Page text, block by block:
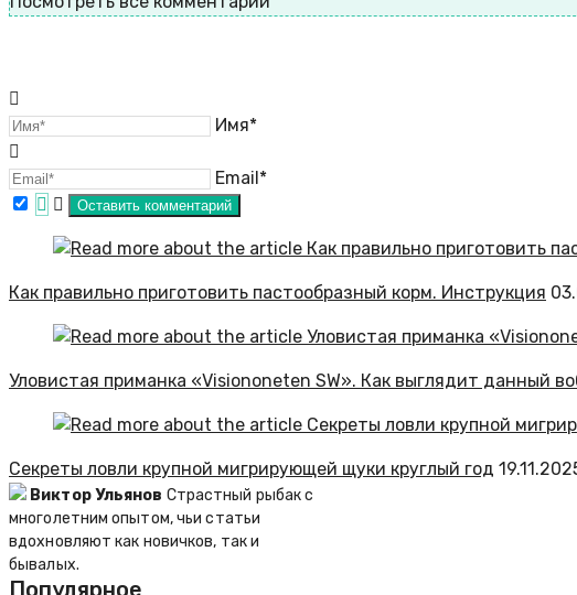
Имя*
Email*
Как правильно приготовить пастообразный корм. Инструкция
Уловистая приманка «Visiononeten SW». Как выглядит данный
Секреты ловли крупной мигрирующей щуки круглый год
Виктор Ульянов Страстный рыбак с
многолетним опытом, чьи статьи
вдохновляют как новичков, так и
бывалых.
Популярное